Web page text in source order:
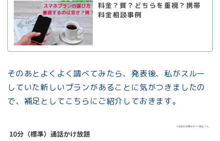
料金？質？どちらを重視？携帯
料金相談事例
そのあとよくよく調べてみたら、発表後、私がスルー
していた新しいプランがあることに気がつきましたの
で、補足としてこちらにご紹介しておきます。